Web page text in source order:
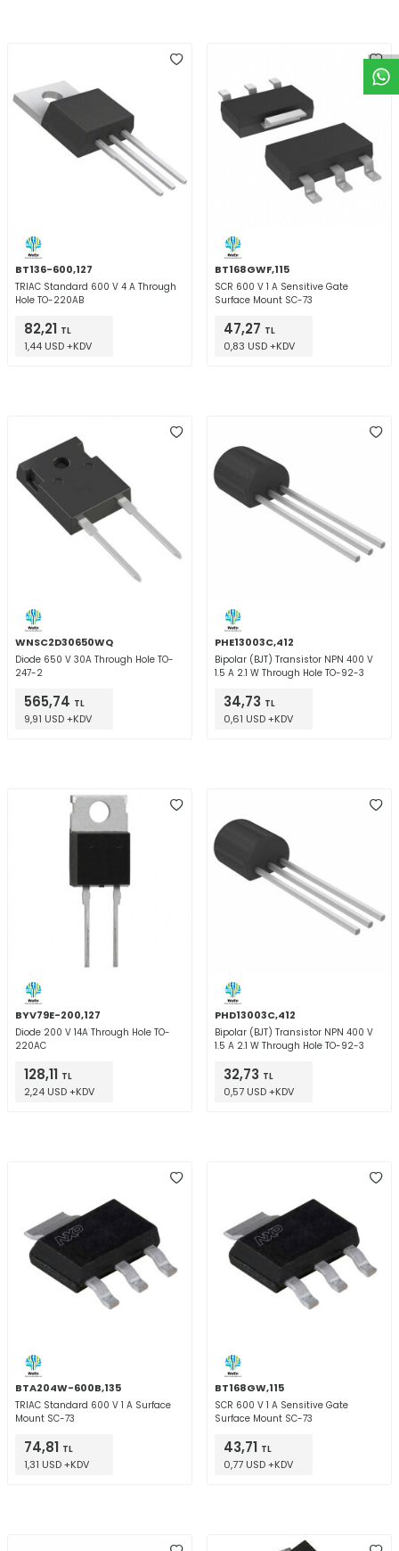
BT136-600,127
TRIAC Standard 600 V 4 A Through
Hole TO-220AB
82,21 TL
1,44 USD +KDV
BT168GWF,115
SCR 600 V 1 A Sensitive Gate
Surface Mount SC-73
47,27 TL
0,83 USD +KDV
WNSC2D30650WQ
Diode 650 V 30A Through Hole TO-
247-2
565,74 TL
9,91 USD +KDV
PHE13003C,412
Bipolar (BJT) Transistor NPN 400 V
1.5 A 2.1 W Through Hole TO-92-3
34,73 TL
0,61 USD +KDV
BYV79E-200,127
Diode 200 V 14A Through Hole TO-
220AC
128,11 TL
2,24 USD +KDV
PHD13003C,412
Bipolar (BJT) Transistor NPN 400 V
1.5 A 2.1 W Through Hole TO-92-3
32,73 TL
0,57 USD +KDV
BTA204W-600B,135
TRIAC Standard 600 V 1 A Surface
Mount SC-73
74,81 TL
1,31 USD +KDV
BT168GW,115
SCR 600 V 1 A Sensitive Gate
Surface Mount SC-73
43,71 TL
0,77 USD +KDV